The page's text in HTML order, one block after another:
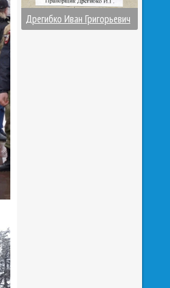
Дрегибко Иван Григорьевич